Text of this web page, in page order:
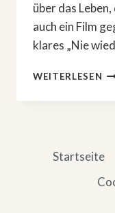
über das
auch ein Film
klares „Nie
WEITERLESEN
Startseite